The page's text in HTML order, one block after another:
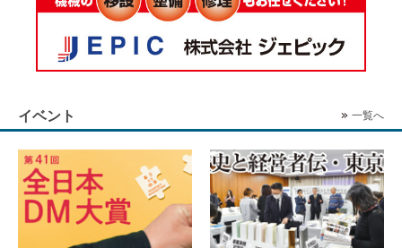
イベント 一覧へ